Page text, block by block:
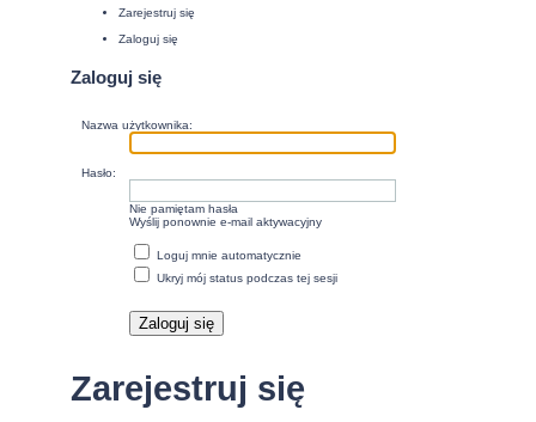
Zarejestruj się
Zaloguj się
Zaloguj się
Nazwa użytkownika:
Hasło:
Nie pamiętam hasła
Wyślij ponownie e-mail aktywacyjny
Loguj mnie automatycznie
Ukryj mój status podczas tej sesji
Zarejestruj się